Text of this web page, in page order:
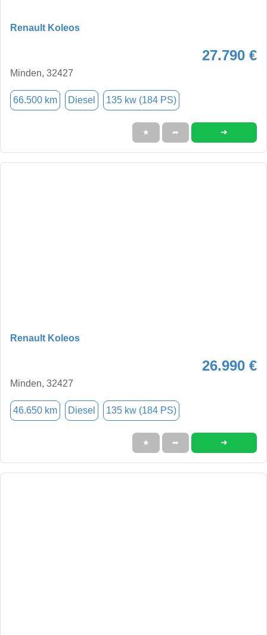
Renault Koleos
27.790 €
Minden, 32427
66.500 km Diesel 135 kw (184 PS)
★ ➦ ➜
Renault Koleos
26.990 €
Minden, 32427
46.650 km Diesel 135 kw (184 PS)
★ ➦ ➜